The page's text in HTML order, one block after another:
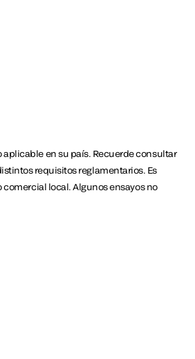
en su país. Recuerde consultar
requisitos reglamentarios. Es
local. Algunos ensayos no